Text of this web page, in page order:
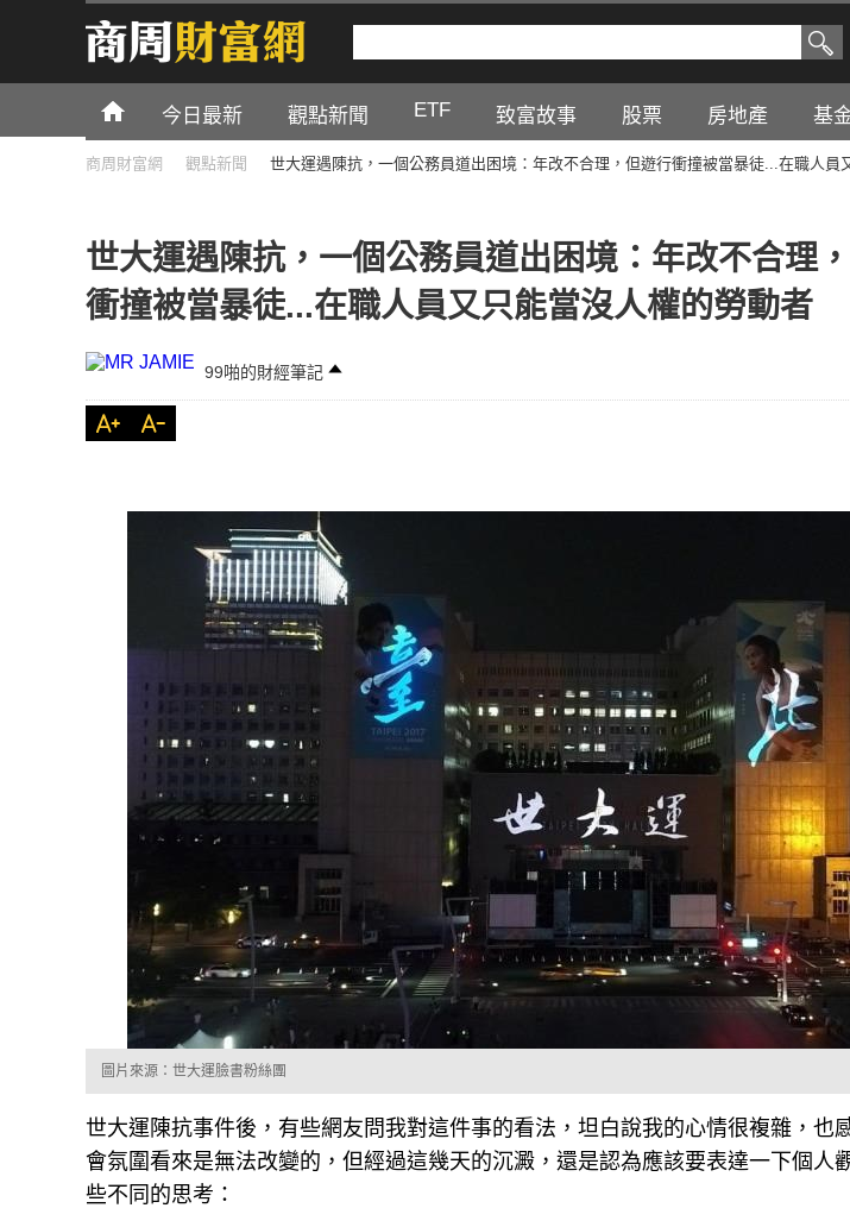
今日最新 觀點新聞 ETF 致富故事 股票 房地產 基
商周財富網 觀點新聞 世大運遇陳抗，一個公務員道出困境：年改不合理，但遊行衝撞被當暴徒...在職人員
世大運遇陳抗，一個公務員道出困境：年改不合理
衝撞被當暴徒...在職人員又只能當沒人權的勞動者
99啪的財經筆記
圖片來源：世大運臉書粉絲團
世大運陳抗事件後，有些網友問我對這件事的看法，坦白說我的心情很複雜，也
會氛圍看來是無法改變的，但經過這幾天的沉澱，還是認為應該要表達一下個人
些不同的思考：